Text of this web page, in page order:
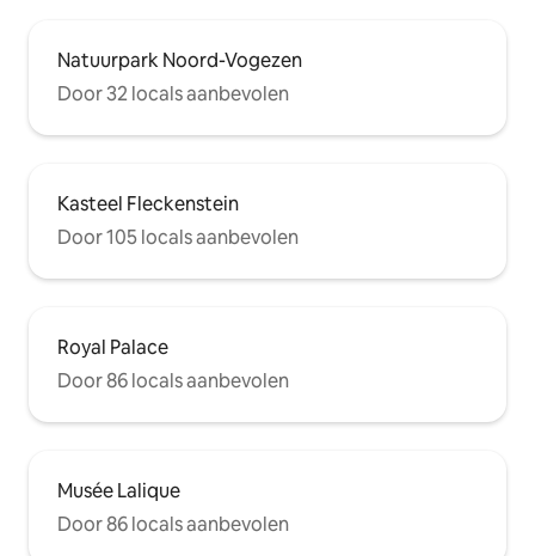
Natuurpark Noord-Vogezen
Door 32 locals aanbevolen
Kasteel Fleckenstein
Door 105 locals aanbevolen
Royal Palace
Door 86 locals aanbevolen
Musée Lalique
Door 86 locals aanbevolen